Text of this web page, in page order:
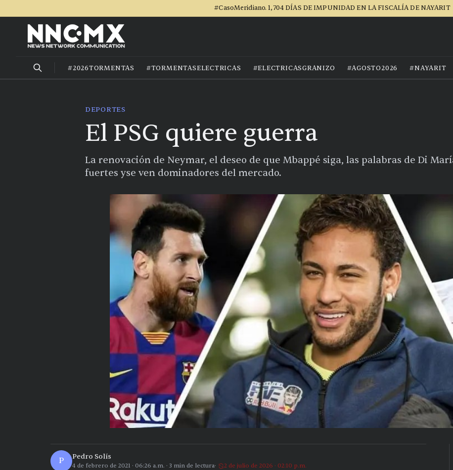
#CasoMeridiano. 1,704 DÍAS DE IMPUNIDAD EN LA FISCALÍA DE NAYARIT
#2026TORMENTAS #TORMENTASELECTRICAS #ELECTRICASGRANIZO #AGOSTO2026 #NAYARIT
DEPORTES
El PSG quiere guerra
La renovación de Neymar, el deseo de que Mbappé siga, las palabras de Di
fuertes yse ven dominadores del mercado.
P Pedro Solís
4 de febrero de 2021 · 06:26 a.m. · 3 min de lectura 2 de julio de 2026 · 02:10 p.m.